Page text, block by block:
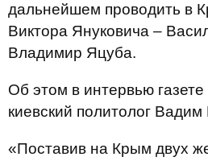
дальнейшем проводить в
Виктора Януковича –
Владимир Яцуба.
Об этом в интервью газете
киевский политолог Вадим
«Поставив на Крым двух